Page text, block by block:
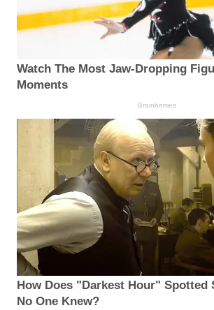
Watch The Most Jaw‑Dropping
Moments
Brainberries
How Does "Darkest Hour" Spotted
No One Knew?